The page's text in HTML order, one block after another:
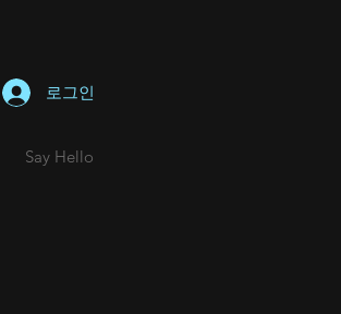
로그인
Say Hello